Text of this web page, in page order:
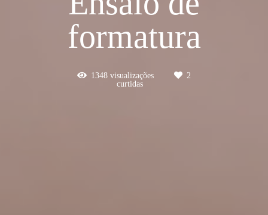
formatura
1348 visualizações
2
curtidas